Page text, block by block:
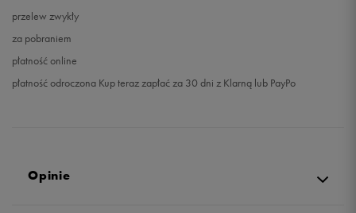
przelew zwykły
za pobraniem
płatność online
płatność odroczona Kup teraz zapłać za 30 dni z Klarną lub PayPo
Opinie